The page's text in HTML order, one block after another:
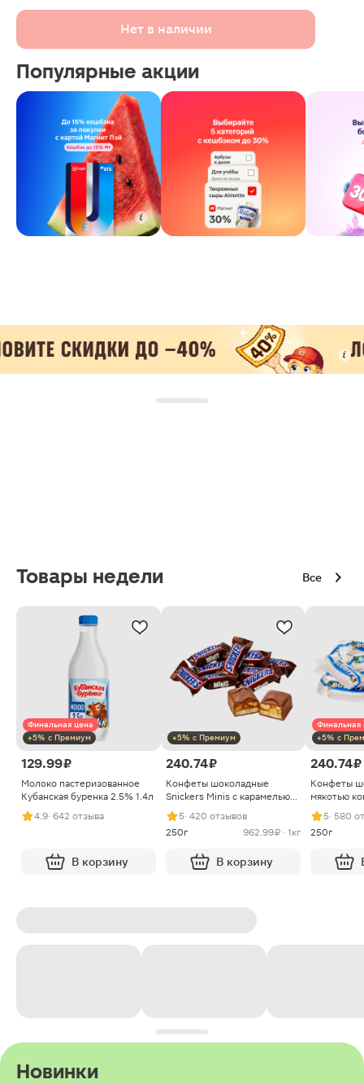
Нет в наличии
Популярные акции
Товары недели Все
Финальная цена
+5% с Премиум
129.99 ₽
Молоко пастеризованное
Кубанская буренка 2.5% 1.4л
4.9· 642 отзыва
В корзину
+5% с Премиум
240.74 ₽
Конфеты шоколадные
Snickers Minis с карамелью
арахисом и нугой
5· 420 отзывов
250г
962.99 ₽ · 1кг
В корзину
Финальная
+5% с
240.74 ₽
Конфеты
мякотью
5· 580
250г
Новинки